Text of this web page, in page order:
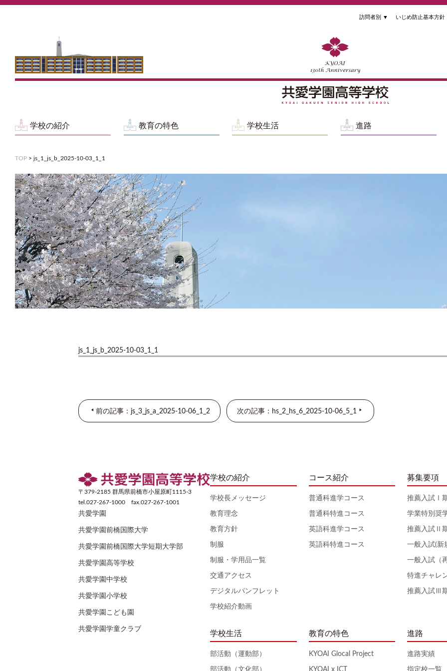
訪問者別 ▼ いじめ防止基本方針
学校の紹介 教育の特色 学校生活 進路
TOP > js_1_js_b_2025-10-03_1_1
js_1_js_b_2025-10-03_1_1
前の記事：js_3_js_a_2025-10-06_1_2 次の記事：hs_2_hs_6_2025-10-06_5_1
〒379-2185 群馬県前橋市小屋原町1115-3
tel.027-267-1000 fax.027-267-1001
共愛学園
共愛学園前橋国際大学
共愛学園前橋国際大学短期大学部
共愛学園高等学校
共愛学園中学校
共愛学園小学校
共愛学園こども園
共愛学園学童クラブ
学校の紹介
学校長メッセージ
教育理念
教育方針
制服
制服・学用品一覧
交通アクセス
デジタルパンフレット
学校紹介動画
学校生活
部活動（運動部）
部活動（文化部）
コース紹介
普通科進学コース
普通科特進コース
英語科進学コース
英語科特進コース
教育の特色
KYOAI Glocal Project
KYOAI x ICT
募集要項
推薦入試Ⅰ
学業特別奨
推薦入試Ⅱ
一般入試(新
一般入試（
特進チャレ
推薦入試Ⅲ
進路
進路実績
指定校一覧